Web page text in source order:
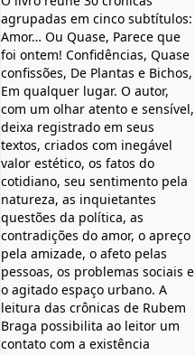
agrupadas em cinco subtítulos:
Amor… Ou Quase, Parece que
foi ontem! Confidências, Quase
confissões, De Plantas e Bichos,
Em qualquer lugar. O autor,
com um olhar atento e sensível,
deixa registrado em seus
textos, criados com inegável
valor estético, os fatos do
cotidiano, seu sentimento pela
natureza, as inquietantes
questões da política, as
contradições do amor, o apreço
pela amizade, o afeto pelas
pessoas, os problemas sociais e
o agitado espaço urbano. A
leitura das crônicas de Rubem
Braga possibilita ao leitor um
contato com a existência